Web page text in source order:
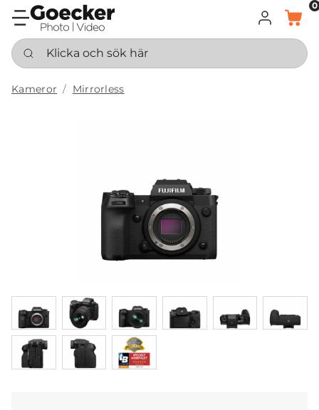
LOGGA IN
KORG
0
Klicka och sök här
Kameror Mirrorless